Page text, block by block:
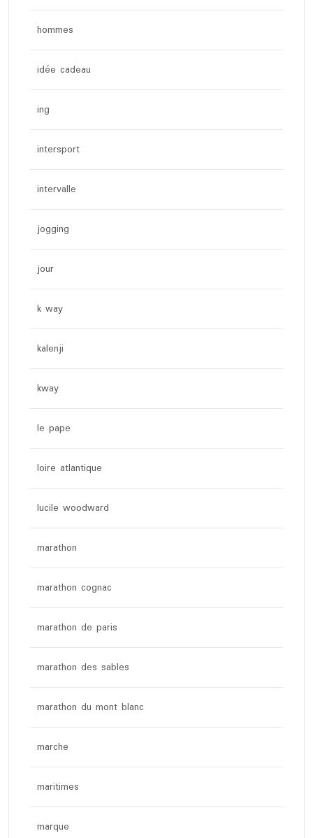
hommes
idée cadeau
ing
intersport
intervalle
jogging
jour
k way
kalenji
kway
le pape
loire atlantique
lucile woodward
marathon
marathon cognac
marathon de paris
marathon des sables
marathon du mont blanc
marche
maritimes
marque